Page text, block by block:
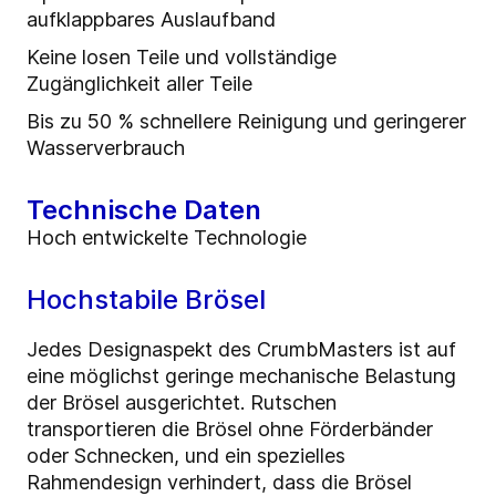
aufklappbares Auslaufband
Keine losen Teile und vollständige
Zugänglichkeit aller Teile
Bis zu 50 % schnellere Reinigung und geringerer
Wasserverbrauch
Technische Daten
Hoch entwickelte Technologie
Hochstabile Brösel
Jedes Designaspekt des CrumbMasters ist auf
eine möglichst geringe mechanische Belastung
der Brösel ausgerichtet. Rutschen
transportieren die Brösel ohne Förderbänder
oder Schnecken, und ein spezielles
Rahmendesign verhindert, dass die Brösel